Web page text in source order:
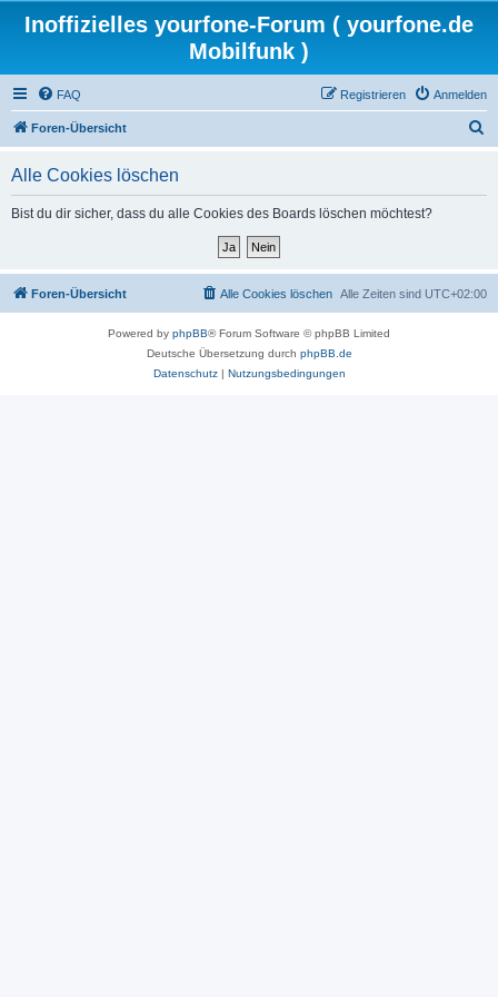
Inoffizielles yourfone-Forum ( yourfone.de
Mobilfunk )
FAQ Anmelden
Registrieren
Foren-Übersicht
Alle Cookies löschen
Bist du dir sicher, dass du alle Cookies des Boards löschen möchtest?
Foren-Übersicht Alle Zeiten sind UTC+02:00
Alle Cookies löschen
Powered by phpBB® Forum Software © phpBB Limited
Deutsche Übersetzung durch phpBB.de
Datenschutz| Nutzungsbedingungen